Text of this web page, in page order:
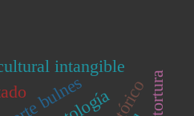
intangible
tortura